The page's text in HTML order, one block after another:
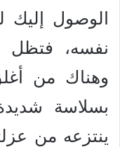
الوصول إليك
نفسه، فتظل
وهناك من
بسلاسة
ينتزعه من